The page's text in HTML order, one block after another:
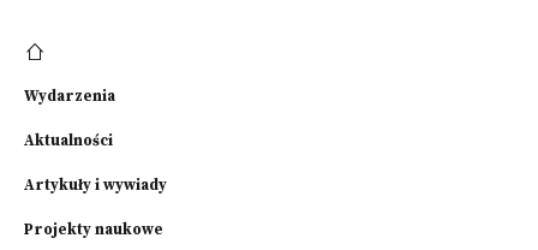
Wydarzenia
Aktualności
Artykuły i wywiady
Projekty naukowe